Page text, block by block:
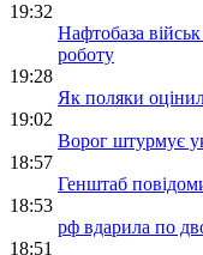
19:32
Нафтобаза
роботу
19:28
Як поляки
19:02
Ворог штурмує
18:57
Генштаб
18:53
рф вдарила по
18:51